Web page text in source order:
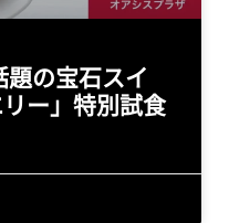
題の宝石スイ
ー」特別試食